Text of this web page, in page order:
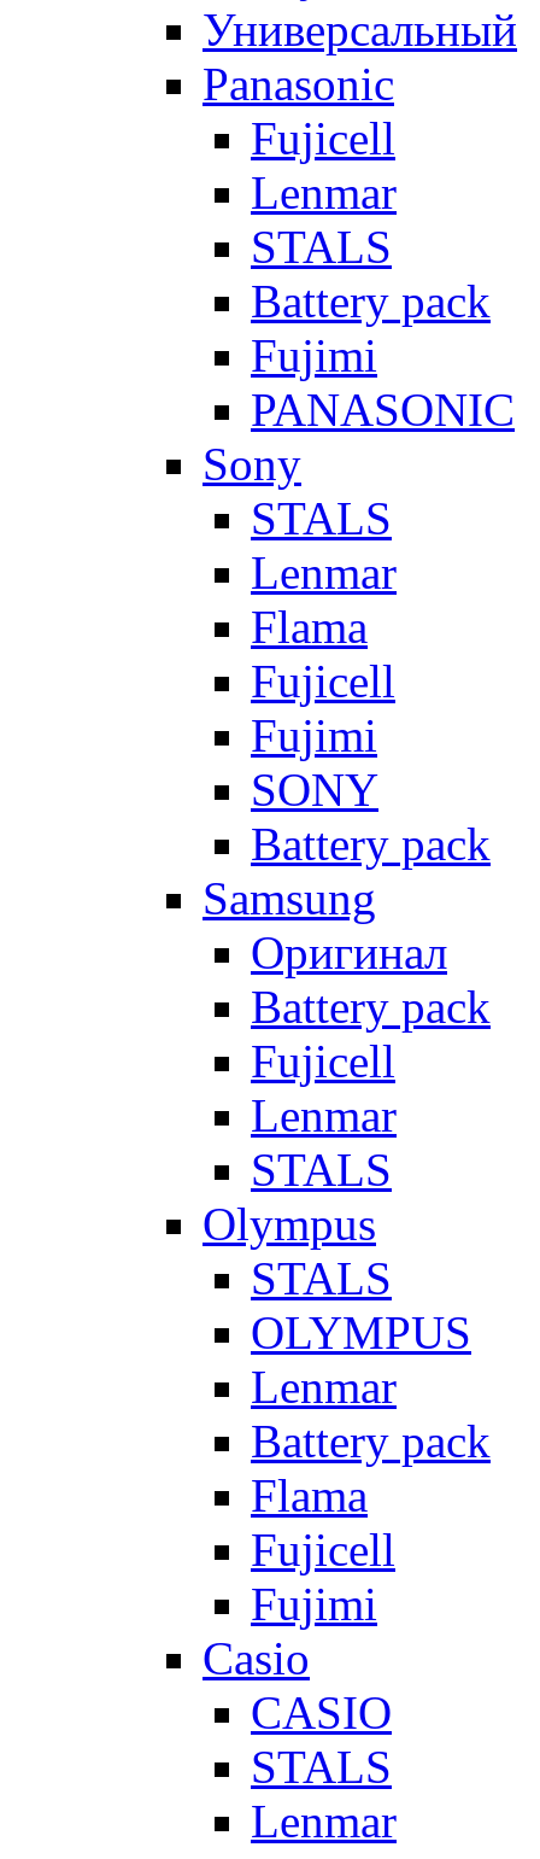
Универсальный
Panasonic
Fujicell
Lenmar
STALS
Battery pack
Fujimi
PANASONIC
Sony
STALS
Lenmar
Flama
Fujicell
Fujimi
SONY
Battery pack
Samsung
Оригинал
Battery pack
Fujicell
Lenmar
STALS
Olympus
STALS
OLYMPUS
Lenmar
Battery pack
Flama
Fujicell
Fujimi
Casio
CASIO
STALS
Lenmar